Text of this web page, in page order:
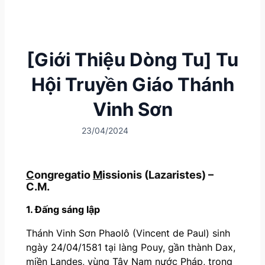
[Giới Thiệu Dòng Tu] Tu
Hội Truyền Giáo Thánh
Vinh Sơn
23/04/2024
Congregatio Missionis (Lazaristes) –
C.M.
1. Đấng sáng lập
Thánh Vinh Sơn Phaolô (Vincent de Paul) sinh
ngày 24/04/1581 tại làng Pouy, gần thành Dax,
miền Landes, vùng Tây Nam nước Pháp, trong